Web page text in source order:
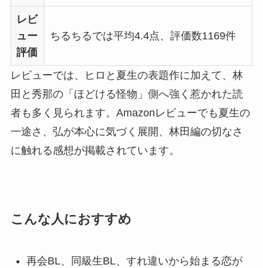
レビ
ュー
評価
ちるちるでは平均4.4点、評価数1169件
レビューでは、ヒロと夏生の表題作に加えて、林
田と秀那の「ほどける怪物」側へ強く惹かれた読
者も多く見られます。Amazonレビューでも夏生の
一途さ、弘が本心に気づく展開、林田編の切なさ
に触れる感想が掲載されています。
こんな人におすすめ
再会BL、同級生BL、すれ違いから始まる恋が